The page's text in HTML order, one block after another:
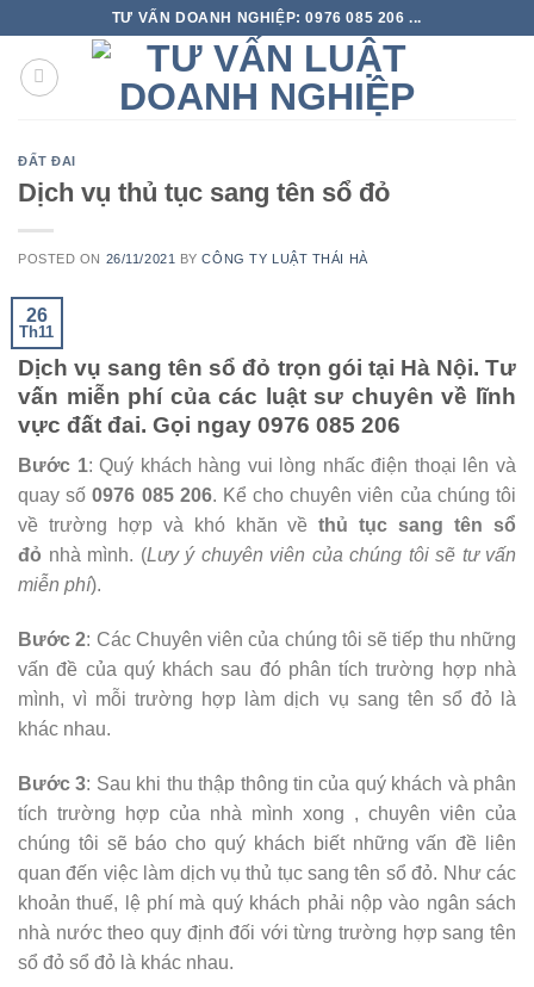
TƯ VẤN DOANH NGHIỆP: 0976 085 206 ...
ĐẤT ĐAI
Dịch vụ thủ tục sang tên sổ đỏ
POSTED ON 26/11/2021 BYCÔNG TY LUẬT THÁI HÀ
26
Th11
Dịch vụ sang tên sổ đỏ trọn gói tại Hà Nội. Tư
vấn miễn phí của các luật sư chuyên về lĩnh
vực đất đai. Gọi ngay 0976 085 206
Bước 1: Quý khách hàng vui lòng nhấc điện thoại lên và
quay số0976 085 206. Kể cho chuyên viên của chúng tôi
về trường hợp và khó khăn vềthủ tục sang tên sổ
đỏ nhà mình. (Lưy ý chuyên viên của chúng tôi sẽ tư vấn
miễn phí).
Bước 2: Các Chuyên viên của chúng tôi sẽ tiếp thu những
vấn đề của quý khách sau đó phân tích trường hợp nhà
mình, vì mỗi trường hợp làm dịch vụ sang tên sổ đỏ là
khác nhau.
Bước 3: Sau khi thu thập thông tin của quý khách và phân
tích trường hợp của nhà mình xong , chuyên viên của
chúng tôi sẽ báo cho quý khách biết những vấn đề liên
quan đến việc làm dịch vụ thủ tục sang tên sổ đỏ. Như các
khoản thuế, lệ phí mà quý khách phải nộp vào ngân sách
nhà nước theo quy định đối với từng trường hợp sang tên
sổ đỏ sổ đỏ là khác nhau.